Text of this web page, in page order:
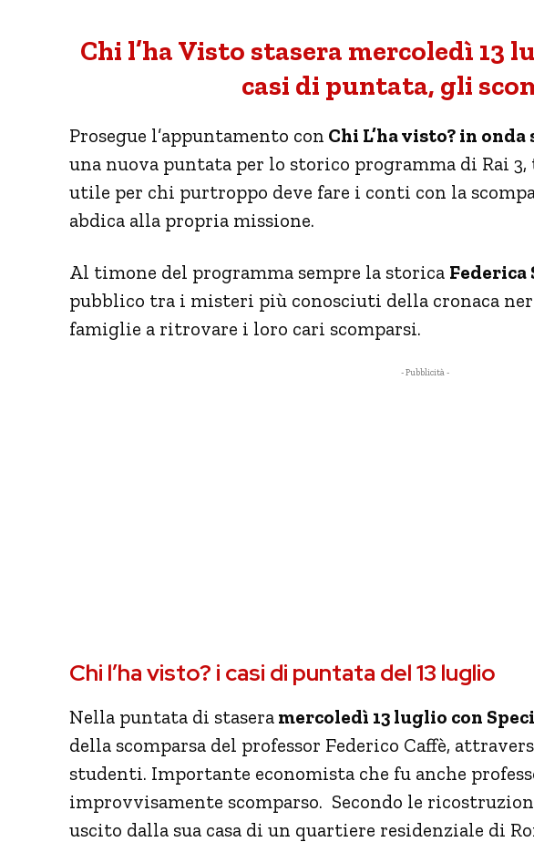
Chi l’ha Visto stasera mercoledì 13
casi di puntata, gli
Prosegue l’appuntamento con Chi L’ha visto? in
una nuova puntata per lo storico programma di Rai
utile per chi purtroppo deve fare i conti con la
abdica alla propria missione.
Al timone del programma sempre la storica Federica
pubblico tra i misteri più conosciuti della cronaca
famiglie a ritrovare i loro cari scomparsi.
- Pubblicità -
Chi l’ha visto? i casi di puntata del 13 luglio
Nella puntata di stasera mercoledì 13 luglio con
della scomparsa del professor Federico Caffè,
studenti. Importante economista che fu anche
improvvisamente scomparso. Secondo le
uscito dalla sua casa di un quartiere residenziale di